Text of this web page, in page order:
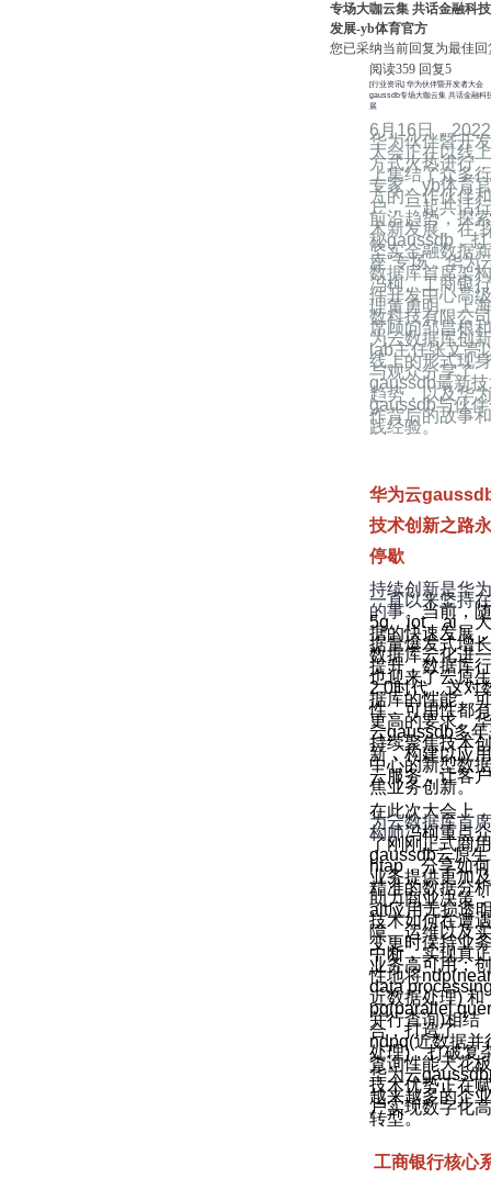
专场大咖云集 共话金融科
发展-yb体育官方
您已采纳当前回复为最佳回
阅读359 回复5
[行业资讯] 华为伙伴暨开发者大会
gaussdb专场大咖云集 共话金融科
展
6月16日，
华为伙伴暨开
大会正在以线
方式火热进行
上集结了众多
专家、yb体育
方的合作伙伴
户，一起共话
前沿趋势，探
术新发展。在“
秘gaussdb，
坚实金融数据
座”专场，华为
数据库首席架
冯柯、工商银
件开发中心高
理董勇明、上
数科技有限公
席顾问邹昌根
为云数据库创新
lab主任张文亮
线上的形式现
与观众分享了
gaussdb最新
趋势，以及华
gaussdb与伙
作背后的故事
践经验。
华为云
技术创新之路
停歇
持续创新是华
一直以来坚持
的事。当前，
5g、iot、ai、
据的快速发展
据量爆发式增
数据库云化进
提升，数据库
也迎来了云原生
2.0时代，这对
据库的性能、
性、可用性都
更高的要求。
云gaussdb多
持续聚焦技术创
新，构建以应
中心的新型数
云服务，让客
焦业务创新。
在此次大会上，
为云数据库首
构师冯柯重点
了刚刚正式商
gaussdb云原生
htap，分享如
业务提供更加
精准的数据分
助力商业决策；
alt应用无损透
技术如何在遭
障、运维以及
变更时保持业
中断，实现真
业务高可用；
性地将ndp(near
data
近数据处理) 和
pq(parallel
并行查询)相结
合，打造了
ndpq(近数据并
处理)，打破复
查询性能天花
华为云
技术优势正在
越来越多的企
户实现数字化
转型。
工商银行核心